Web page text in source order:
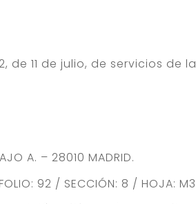
de 11 de julio, de servicios
A. – 28010 MADRID.
92 / SECCIÓN: 8 / HOJA: